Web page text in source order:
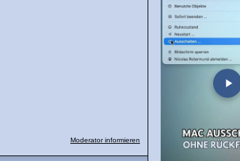
Moderator informieren